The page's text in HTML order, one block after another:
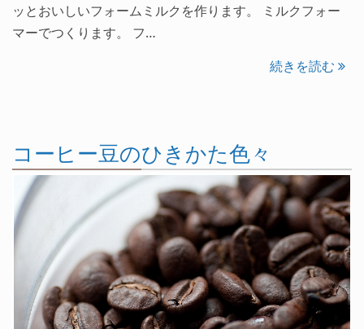
ッとおいしいフォームミルクを作ります。 ミルクフォー
マーでつくります。 フ…
続きを読む
コーヒー豆のひきかた色々